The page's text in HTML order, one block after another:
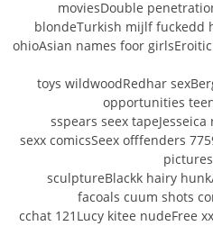
moviesDouble
blondeTurkish mijlf fuckedd
ohioAsian names foor
toys wildwoodRedhar
opportunities
sspears seex
sexx comicsSeex offfenders
sculptureBlackk hairy
facoals cuum shots
cchat 121Lucy kitee nudeFree